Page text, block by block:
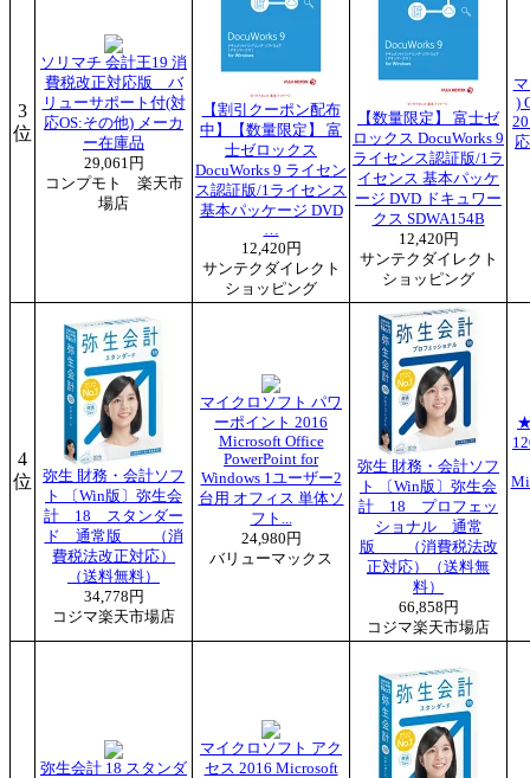
3
位
ソリマチ 会計王19 消
費税改正対応版 バ
リューサポート付(対
応OS:その他) メーカ
ー在庫品
29,061円
コンプモト 楽天市
場店
【割引クーポン配布
中】【数量限定】 富
士ゼロックス
DocuWorks 9 ライセン
ス認証版/1ライセンス
基本パッケージ DVD
…
12,420円
サンテクダイレクト
ショッピング
【数量限定】 富士ゼ
ロックス DocuWorks 9
ライセンス認証版/1ラ
イセンス 基本パッケ
ージ DVD ドキュワー
クス SDWA154B
12,420円
サンテクダイレクト
ショッピング
)
4
位
弥生 財務・会計ソフ
ト 〔Win版〕弥生会
計 18 スタンダー
ド 通常版 （消
費税法改正対応）
（送料無料）
34,778円
コジマ楽天市場店
マイクロソフト パワ
ーポイント 2016
Microsoft Office
PowerPoint for
Windows 1ユーザー2
台用 オフィス 単体ソ
フト...
24,980円
バリューマックス
弥生 財務・会計ソフ
ト 〔Win版〕弥生会
計 18 プロフェッ
ショナル 通常
版 （消費税法改
正対応）（送料無
料）
66,858円
コジマ楽天市場店
★
弥生会計 18 スタンダ
マイクロソフト アク
セス 2016 Microsoft